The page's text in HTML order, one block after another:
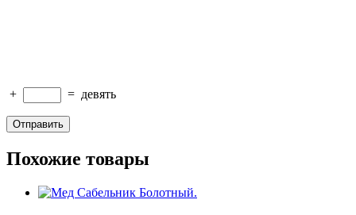
+ = девять
Похожие товары